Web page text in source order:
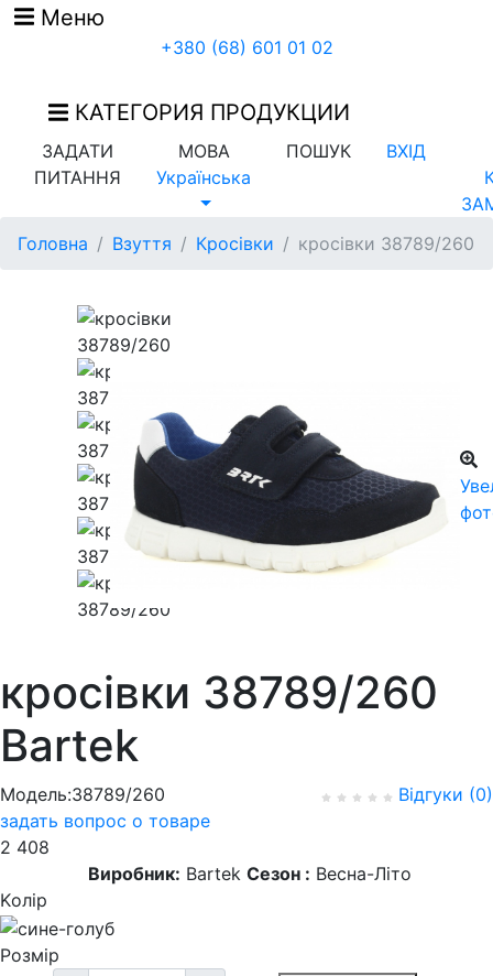
Меню
+380 (68) 601 01 02
КАТЕГОРИЯ ПРОДУКЦИИ
ЗАДАТИ
ПИТАННЯ
МОВА
Українська
ПОШУК
ВХІД
Головна
Взуття Кросівки кросівки 38789/260
кросівки 38789/260
Bartek
Модель:38789/260
Відгуки (0)
задать вопрос о товаре
2 408
Виробник: Bartek Сезон : Весна-Літо
Kолір
Розмір